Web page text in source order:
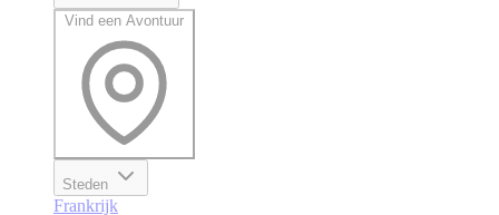
Vind een Avontuur
Steden
Frankrijk